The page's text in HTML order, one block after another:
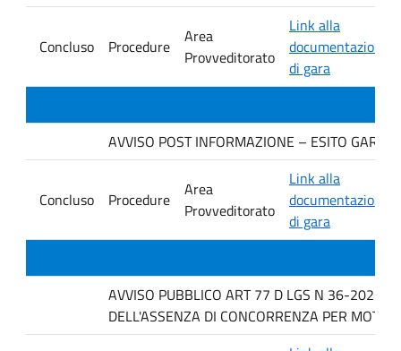
Concluso Procedure
Area
Provveditorato
Link alla
documentazione
di gara
AVVISO POST INFORMAZIONE – ESITO
Concluso Procedure
Area
Provveditorato
Link alla
documentazione
di gara
AVVISO PUBBLICO ART 77 D LGS N 36-2023
DELL'ASSENZA DI CONCORRENZA PER